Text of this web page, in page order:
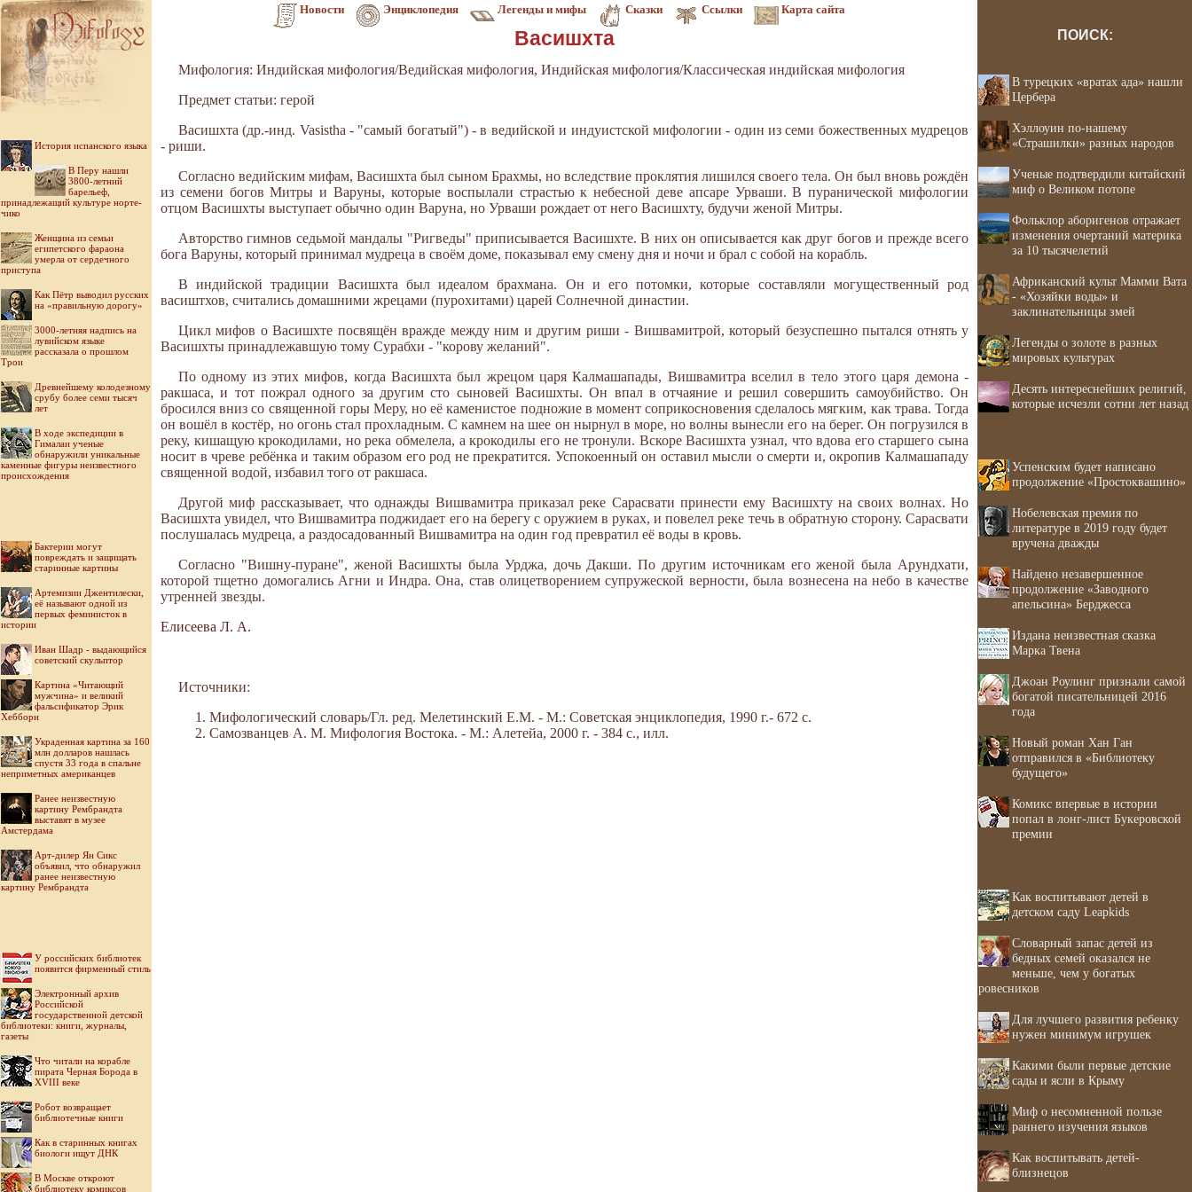
Новости Энциклопедия Легенды и мифы Сказки Ссылки Карта сайта
История испанского языка
В Перу нашли
3800-летний
барельеф,
принадлежащий культуре норте-
чико
Женщина из семьи
египетского фараона
умерла от сердечного
приступа
Как Пётр выводил русских
на «правильную дорогу»
3000-летняя надпись на
лувийском языке
рассказала о прошлом
Трои
Древнейшему колодезному
срубу более семи тысяч
лет
В ходе экспедиции в
Гималаи ученые
обнаружили уникальные
каменные фигуры неизвестного
происхождения
Бактерии могут
повреждать и защищать
старинные картины
Артемизии Джентилески,
её называют одной из
первых феминисток в
истории
Иван Шадр - выдающийся
советский скульптор
Картина «Читающий
мужчина» и великий
фальсификатор Эрик
Хебборн
Украденная картина за 160
млн долларов нашлась
спустя 33 года в спальне
неприметных американцев
Ранее неизвестную
картину Рембрандта
выставят в музее
Амстердама
Арт-дилер Ян Сикс
объявил, что обнаружил
ранее неизвестную
картину Рембрандта
У российских библиотек
появится фирменный стиль
Электронный архив
Российской
государственной детской
библиотеки: книги, журналы,
газеты
Что читали на корабле
пирата Черная Борода в
XVIII веке
Робот возвращает
библиотечные книги
Как в старинных книгах
биологи ищут ДНК
В Москве откроют
библиотеку комиксов
Васишхта
Мифология: Индийская мифология/Ведийская мифология, Индийская мифология/Классическая индийская мифология
Предмет статьи: герой
Васишхта (др.-инд. Vasistha - "самый богатый") - в ведийской и индуистской мифологии - один из семи божественных мудрецов
- риши.
Согласно ведийским мифам, Васишхта был сыном Брахмы, но вследствие проклятия лишился своего тела. Он был вновь рождён
из семени богов Митры и Варуны, которые воспылали страстью к небесной деве апсаре Урваши. В пуранической мифологии
отцом Васишхты выступает обычно один Варуна, но Урваши рождает от него Васишхту, будучи женой Митры.
Авторство гимнов седьмой мандалы "Ригведы" приписывается Васишхте. В них он описывается как друг богов и прежде всего
бога Варуны, который принимал мудреца в своём доме, показывал ему смену дня и ночи и брал с собой на корабль.
В индийской традиции Васишхта был идеалом брахмана. Он и его потомки, которые составляли могущественный род
васиштхов, считались домашними жрецами (пурохитами) царей Солнечной династии.
Цикл мифов о Васишхте посвящён вражде между ним и другим риши - Вишвамитрой, который безуспешно пытался отнять у
Васишхты принадлежавшую тому Сурабхи - "корову желаний".
По одному из этих мифов, когда Васишхта был жрецом царя Калмашапады, Вишвамитра вселил в тело этого царя демона -
ракшаса, и тот пожрал одного за другим сто сыновей Васишхты. Он впал в отчаяние и решил совершить самоубийство. Он
бросился вниз со священной горы Меру, но её каменистое подножие в момент соприкосновения сделалось мягким, как трава. Тогда
он вошёл в костёр, но огонь стал прохладным. С камнем на шее он нырнул в море, но волны вынесли его на берег. Он погрузился в
реку, кишащую крокодилами, но река обмелела, а крокодилы его не тронули. Вскоре Васишхта узнал, что вдова его старшего сына
носит в чреве ребёнка и таким образом его род не прекратится. Успокоенный он оставил мысли о смерти и, окропив Калмашападу
священной водой, избавил того от ракшаса.
Другой миф рассказывает, что однажды Вишвамитра приказал реке Сарасвати принести ему Васишхту на своих волнах. Но
Васишхта увидел, что Вишвамитра поджидает его на берегу с оружием в руках, и повелел реке течь в обратную сторону. Сарасвати
послушалась мудреца, а раздосадованный Вишвамитра на один год превратил её воды в кровь.
Согласно "Вишну-пуране", женой Васишхты была Урджа, дочь Дакши. По другим источникам его женой была Арундхати,
которой тщетно домогались Агни и Индра. Она, став олицетворением супружеской верности, была вознесена на небо в качестве
утренней звезды.
Елисеева Л. А.
Источники:
Мифологический словарь/Гл. ред. Мелетинский Е.М. - М.: Советская энциклопедия, 1990 г.- 672 с.
Самозванцев А. М. Мифология Востока. - М.: Алетейа, 2000 г. - 384 с., илл.
ПОИСК:
В турецких «вратах ада» нашли
Цербера
Хэллоуин по-нашему
«Страшилки» разных народов
Ученые подтвердили китайский
миф о Великом потопе
Фольклор аборигенов отражает
изменения очертаний материка
за 10 тысячелетий
Африканский культ Мамми Вата
- «Хозяйки воды» и
заклинательницы змей
Легенды о золоте в разных
мировых культурах
Десять интереснейших религий,
которые исчезли сотни лет назад
Успенским будет написано
продолжение «Простоквашино»
Нобелевская премия по
литературе в 2019 году будет
вручена дважды
Найдено незавершенное
продолжение «Заводного
апельсина» Берджесса
Издана неизвестная сказка
Марка Твена
Джоан Роулинг признали самой
богатой писательницей 2016
года
Новый роман Хан Ган
отправился в «Библиотеку
будущего»
Комикс впервые в истории
попал в лонг-лист Букеровской
премии
Как воспитывают детей в
детском саду Leapkids
Словарный запас детей из
бедных семей оказался не
меньше, чем у богатых
ровесников
Для лучшего развития ребенку
нужен минимум игрушек
Какими были первые детские
сады и ясли в Крыму
Миф о несомненной пользе
раннего изучения языков
Как воспитывать детей-
близнецов